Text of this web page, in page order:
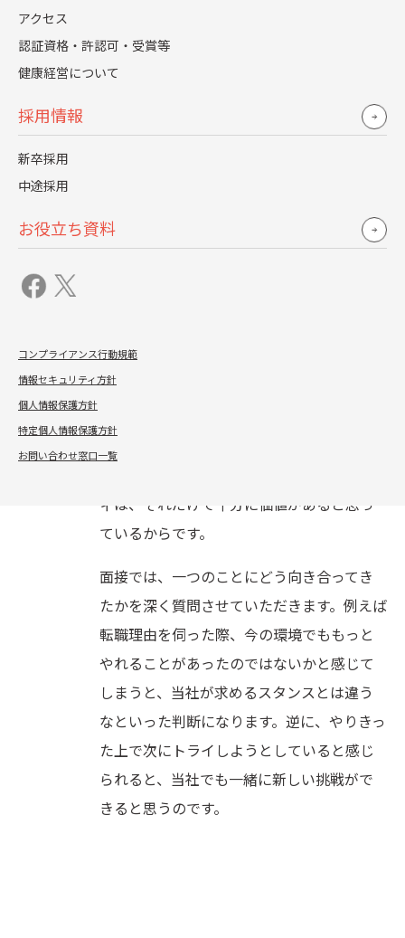
アクセス
認証資格・許認可・受賞等
健康経営について
採用情報
新卒採用
中途採用
お役立ち資料
コンプライアンス行動規範
情報セキュリティ方針
個人情報保護方針
特定個人情報保護方針
お問い合わせ窓口一覧
ウト変更の対応で終わっていました。しか
し、今はどのような組織を目指したいのか
ただく機会も増えてきています。こうした顧
変革の中で、採用においてはどのような人
す。そして何より重視しているのは「お客様
に貢献したい」「絶対に満足していただき
精神です。キャリア採用を業種不問にしてい
ィは、それだけで十分に価値があると思っ
ているからです。
面接では、一つのことにどう向き合ってき
たかを深く質問させていただきます。例えば
転職理由を伺った際、今の環境でももっと
やれることがあったのではないかと感じて
しまうと、当社が求めるスタンスとは違う
なといった判断になります。逆に、やりきっ
た上で次にトライしようとしていると感じ
られると、当社でも一緒に新しい挑戦がで
きると思うのです。